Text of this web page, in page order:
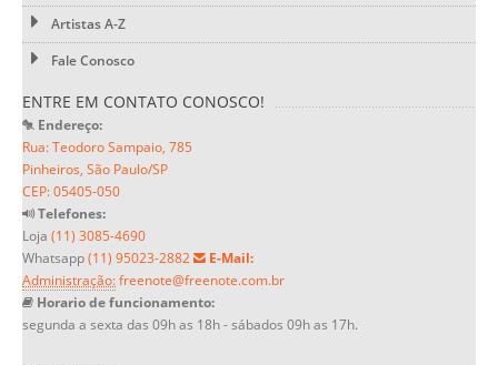
Artistas A-Z
Fale Conosco
ENTRE EM CONTATO CONOSCO!
Endereço:
Rua: Teodoro Sampaio, 785
Pinheiros, São Paulo/SP
CEP: 05405-050
Telefones:
Loja (11) 3085-4690
Whatsapp(11) 95023-2882
E-Mail:
Administração:freenote@freenote.com.br
Horario de funcionamento:
segunda a sexta das 09h as 18h - sábados 09h as 17h.